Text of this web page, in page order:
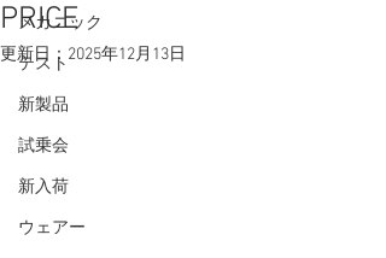
メカニック
テスト
新製品
試乗会
新入荷
ウェアー
PRICE
更新日： 2025年12月13日